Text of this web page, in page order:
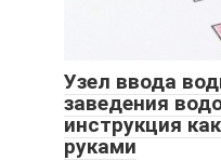
Узел ввода
заведения
инструкция
руками